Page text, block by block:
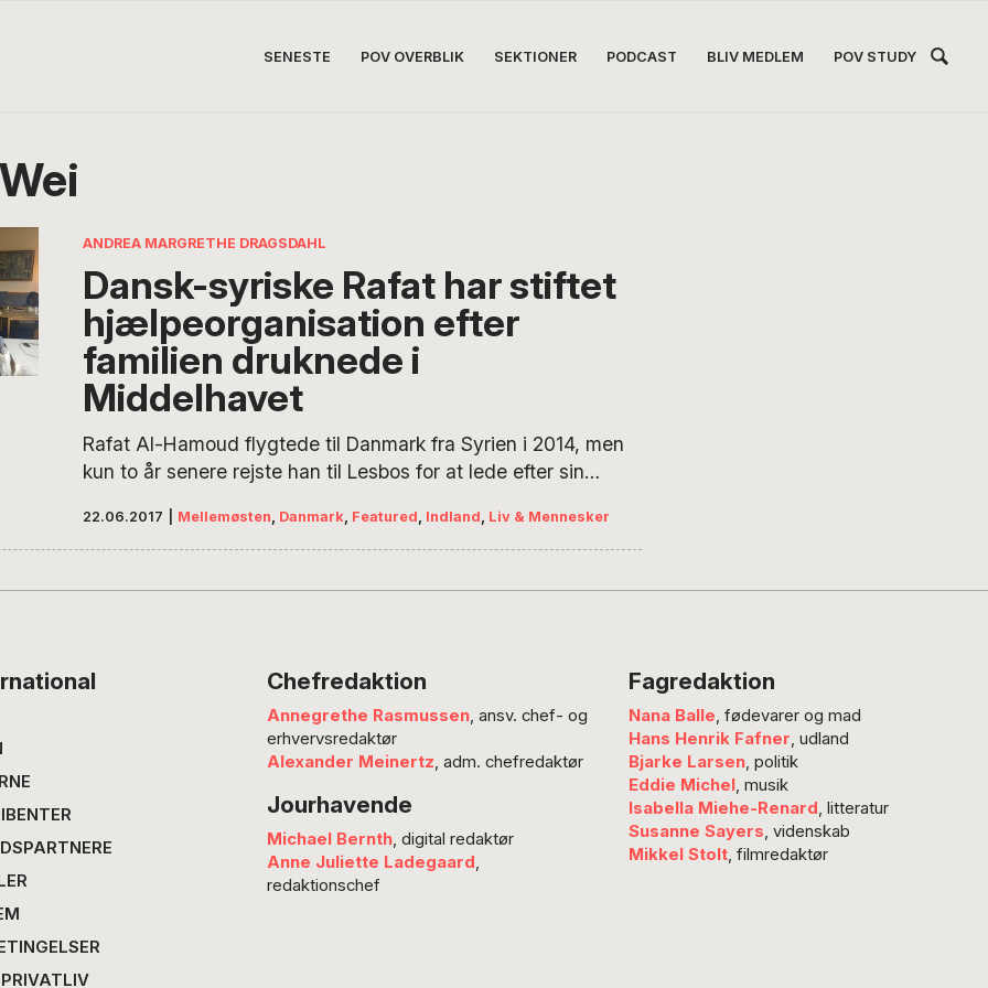
SENESTE POV OVERBLIK SEKTIONER PODCAST BLIV MEDLEM POV STUDY
ANDREA MARGRETHE DRAGSDAHL
Dansk-syriske Rafat har stiftet
hjælpeorganisation efter
familien druknede i
Middelhavet
Rafat Al-Hamoud flygtede til Danmark fra Syrien i 2014, men
kun to år senere rejste han til Lesbos for at lede efter sin
familiemedlemmer skyllede døde op på stranden, blev Rafat
på Lesbos og stiftede Humans 4 Humanity, der siden har
22.06.2017 Mellemøsten Danmark Featured Indland Liv & Mennesker
Chefredaktion
Annegrethe Rasmussen, ansv. chef- og
erhvervsredaktør
Alexander Meinertz, adm. chefredaktør
Jourhavende
Michael Bernth, digital redaktør
Anne Juliette Ladegaard,
redaktionschef
Fagredaktion
Nana Balle, fødevarer og mad
Hans Henrik Fafner, udland
Bjarke Larsen, politik
Eddie Michel, musik
Isabella Miehe-Renard, litteratur
Susanne Sayers, videnskab
Mikkel Stolt, filmredaktør